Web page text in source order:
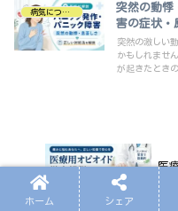
病気について
突然の動悸
害の症状・
突然の激しい
かもしれませ
が起きたとき
医
痛
用
ホーム シェア